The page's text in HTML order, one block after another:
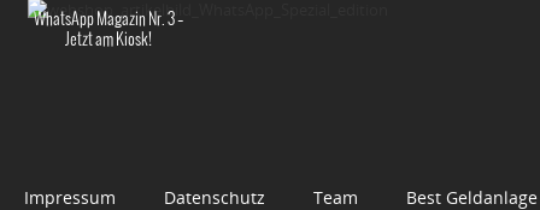
WhatsApp Magazin Nr. 3 –
Jetzt am Kiosk!
Impressum Datenschutz Team Best Geldanlage